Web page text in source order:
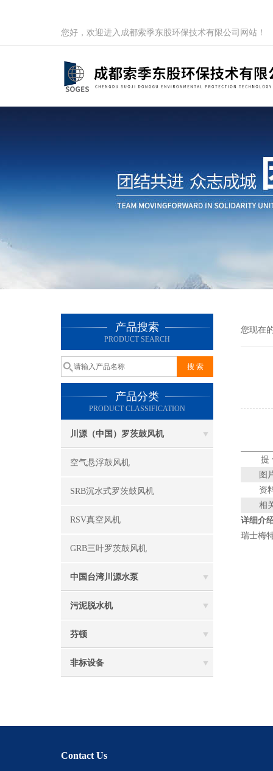
您好，欢迎进入成都索季东股环保技术有限公司网站！
产品搜索
PRODUCT SEARCH
产品分类
PRODUCT CLASSIFICATION
川源（中国）罗茨鼓风机
空气悬浮鼓风机
SRB沉水式罗茨鼓风机
RSV真空风机
GRB三叶罗茨鼓风机
中国台湾川源水泵
污泥脱水机
芬顿
非标设备
您现在
提
图
资
相
详细介
瑞士梅
Contact Us